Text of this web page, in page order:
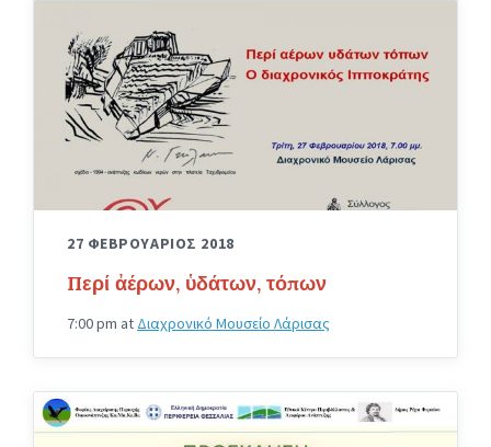
27 ΦΕΒΡΟΥΑΡΙΟΣ 2018
Περί ἀέρων, ὑδάτων, τόπων
7:00 pm at Διαχρονικό Μουσείο Λάρισας